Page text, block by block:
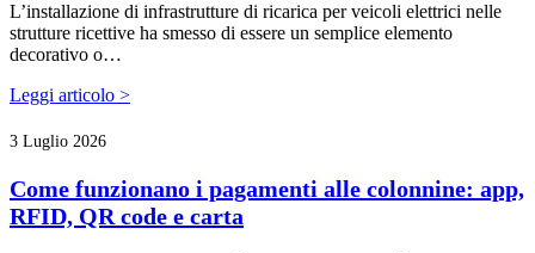
L’installazione di infrastrutture di ricarica per veicoli elettrici nelle
strutture ricettive ha smesso di essere un semplice elemento
decorativo o…
Leggi articolo >
3 Luglio 2026
Come funzionano i pagamenti alle colonnine: app,
RFID, QR code e carta